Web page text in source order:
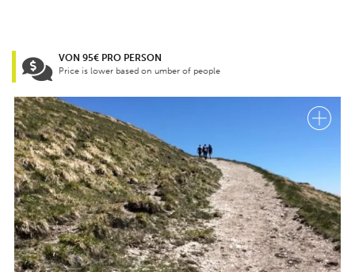
VON 95€ PRO PERSON
Price is lower based on umber of people